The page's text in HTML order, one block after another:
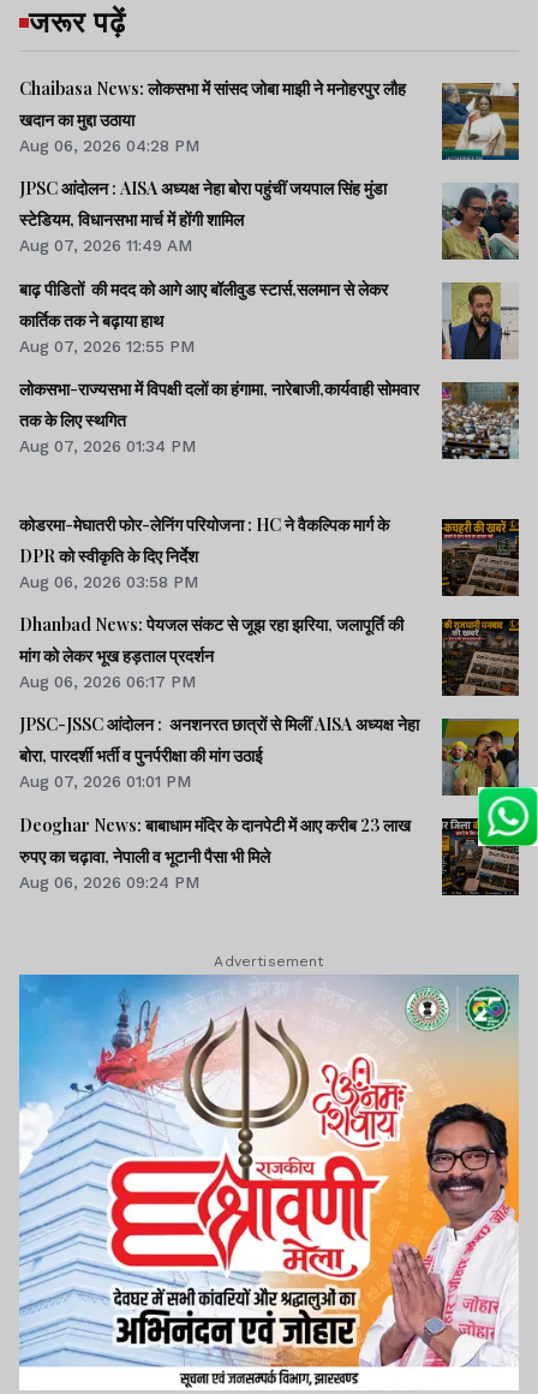
जरूर पढ़ें
Chaibasa News: लोकसभा में सांसद जोबा माझी ने मनोहरपुर लौह
खदान का मुद्दा उठाया
Aug 06, 2026 04:28 PM
JPSC आंदोलन : AISA अध्यक्ष नेहा बोरा पहुंचीं जयपाल सिंह मुंडा
स्टेडियम, विधानसभा मार्च में होंगी शामिल
Aug 07, 2026 11:49 AM
बाढ़ पीडितों की मदद को आगे आए बॉलीवुड स्टार्स,सलमान से लेकर
कार्तिक तक ने बढ़ाया हाथ
Aug 07, 2026 12:55 PM
लोकसभा-राज्यसभा में विपक्षी दलों का हंगामा, नारेबाजी,कार्यवाही सोमवार
तक के लिए स्थगित
Aug 07, 2026 01:34 PM
कोडरमा-मेघातरी फोर-लेनिंग परियोजना : HC ने वैकल्पिक मार्ग के
DPR को स्वीकृति के दिए निर्देश
Aug 06, 2026 03:58 PM
Dhanbad News: पेयजल संकट से जूझ रहा झरिया, जलापूर्ति की
मांग को लेकर भूख हड़ताल प्रदर्शन
Aug 06, 2026 06:17 PM
JPSC-JSSC आंदोलन : अनशनरत छात्रों से मिलीं AISA अध्यक्ष नेहा
बोरा, पारदर्शी भर्ती व पुनर्परीक्षा की मांग उठाई
Aug 07, 2026 01:01 PM
Deoghar News: बाबाधाम मंदिर के दानपेटी में आए करीब 23 लाख
रुपए का चढ़ावा, नेपाली व भूटानी पैसा भी मिले
Aug 06, 2026 09:24 PM
Advertisement